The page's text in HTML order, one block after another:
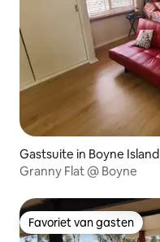
Gastsuite in Boyne Island
Granny Flat @ Boyne
Favoriet van gasten
Favoriet van gasten